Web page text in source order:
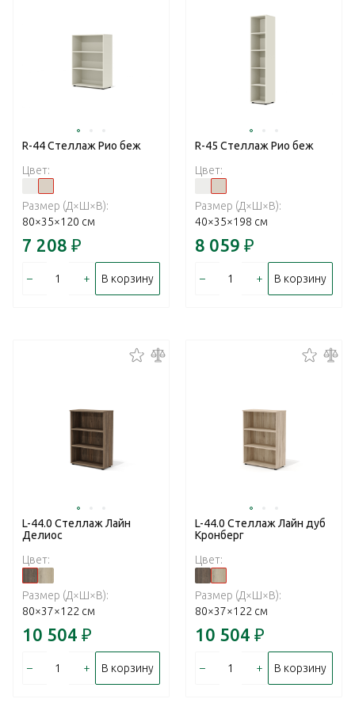
R-44 Стеллаж Рио беж
Цвет:
Размер (Д×Ш×В):
80×35×120 см
7 208 ₽
– + В корзину
R-45 Стеллаж Рио беж
Цвет:
Размер (Д×Ш×В):
40×35×198 см
8 059 ₽
– + В корзину
L-44.0 Стеллаж Лайн
Делиос
Цвет:
Размер (Д×Ш×В):
80×37×122 см
10 504 ₽
– + В корзину
L-44.0 Стеллаж Лайн дуб
Кронберг
Цвет:
Размер (Д×Ш×В):
80×37×122 см
10 504 ₽
– + В корзину